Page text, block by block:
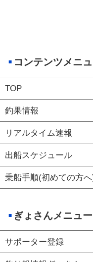
コンテンツメニ
TOP
釣果情報
リアルタイム速報
出船スケジュール
乗船手順(初めての方
ぎょさんメニュー
サポーター登録